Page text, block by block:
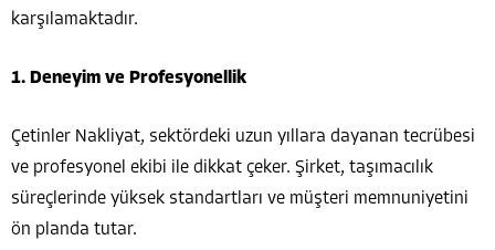
karşılamaktadır.
1. Deneyim ve Profesyonellik
Çetinler Nakliyat, sektördeki uzun yıllara dayanan tecrübesi
ve profesyonel ekibi ile dikkat çeker. Şirket, taşımacılık
süreçlerinde yüksek standartları ve müşteri memnuniyetini
ön planda tutar.